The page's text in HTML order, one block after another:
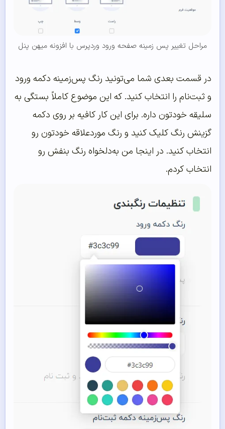
مراحل تغییر پس زمینه صفحه ورود وردپرس با افزونه میهن پنل
در قسمت بعدی شما می‌تونید رنگ پس‌زمینه دکمه ورود
و ثبت‌نام را انتخاب کنید. که این موضوع کاملاً بستگی به
سلیقه خودتون داره. برای این کار کافیه بر روی دکمه
گزینش رنگ کلیک کنید و رنگ موردعلاقه خودتون رو
انتخاب کنید. در اینجا من به‌دلخواه رنگ بنفش رو
انتخاب کردم.